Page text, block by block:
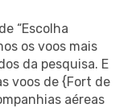
“Escolha
os voos mais
da pesquisa. E
voos de {Fort de
aéreas